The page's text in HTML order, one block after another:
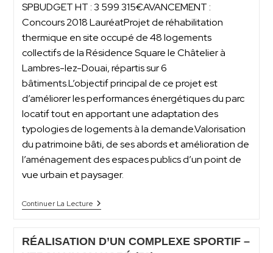
SPBUDGET HT : 3 599 315€AVANCEMENT :
Concours 2018 LauréatProjet de réhabilitation
thermique en site occupé de 48 logements
collectifs de la Résidence Square le Châtelier à
Lambres-lez-Douai, répartis sur 6
bâtiments.L’objectif principal de ce projet est
d’améliorer les performances énergétiques du parc
locatif tout en apportant une adaptation des
typologies de logements à la demande.Valorisation
du patrimoine bâti, de ses abords et amélioration de
l’aménagement des espaces publics d’un point de
vue urbain et paysager.
Continuer La Lecture
RÉALISATION D’UN COMPLEXE SPORTIF –